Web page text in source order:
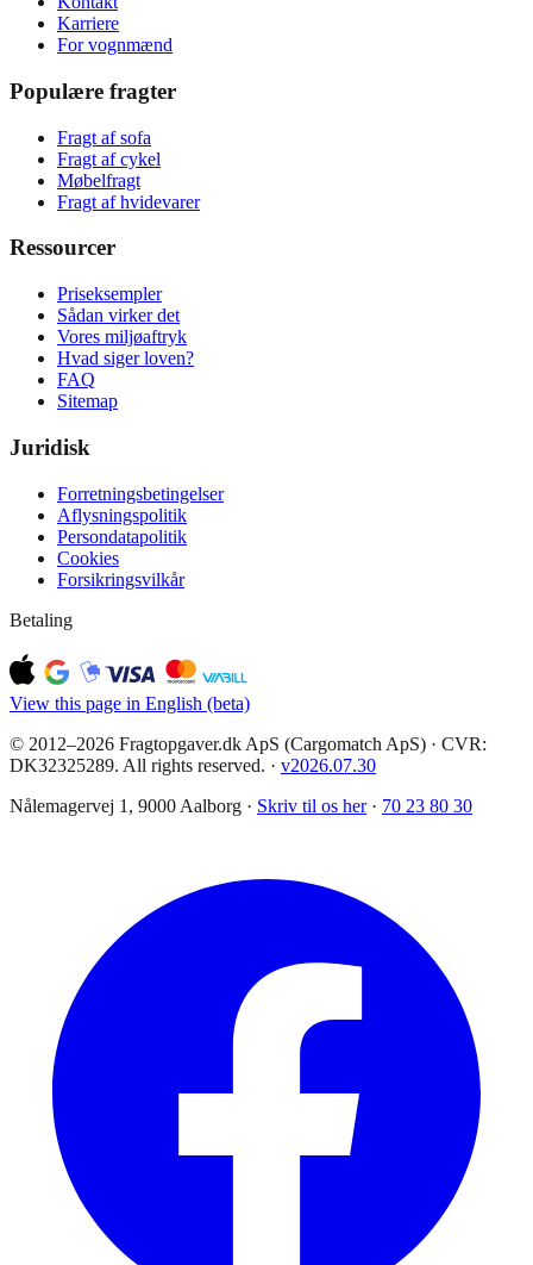
Karriere
For vognmænd
Populære fragter
Fragt af sofa
Fragt af cykel
Møbelfragt
Fragt af hvidevarer
Ressourcer
Priseksempler
Sådan virker det
Vores miljøaftryk
Hvad siger loven?
FAQ
Sitemap
Juridisk
Forretningsbetingelser
Aflysningspolitik
Persondatapolitik
Cookies
Forsikringsvilkår
Betaling
View this page in English (beta)
© 2012–2026 Fragtopgaver.dk ApS (Cargomatch ApS) · CVR:
DK32325289. All rights reserved. · v2026.07.30
Nålemagervej 1, 9000 Aalborg · Skriv til os her · 70 23 80 30